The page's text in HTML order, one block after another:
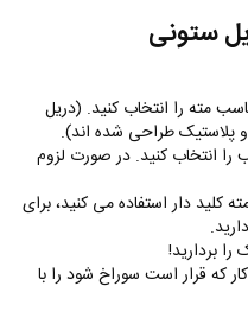
ستونی
مته را انتخاب کنید. (دریل
پلاستیک طراحی شده اند).
را انتخاب کنید. در صورت لزوم
کلید دار استفاده می کنید، برای
بردارید!
که قرار است سوراخ شود را با